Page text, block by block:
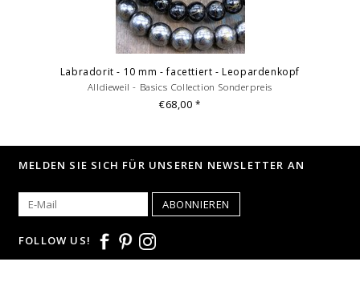
Labradorit - 10 mm - facettiert - Leopardenkopf
Alldieweil - Basics Collection Sonderpreis
€68,00*
MELDEN SIE SICH FÜR UNSEREN NEWSLETTER AN
ABONNIEREN
FOLLOW US!